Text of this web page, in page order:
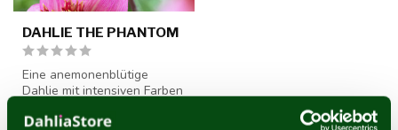
DAHLIE THE PHANTOM
Eine anemonenblütige
Dahlie mit intensiven Farben
Dahlienkno...
€4,95